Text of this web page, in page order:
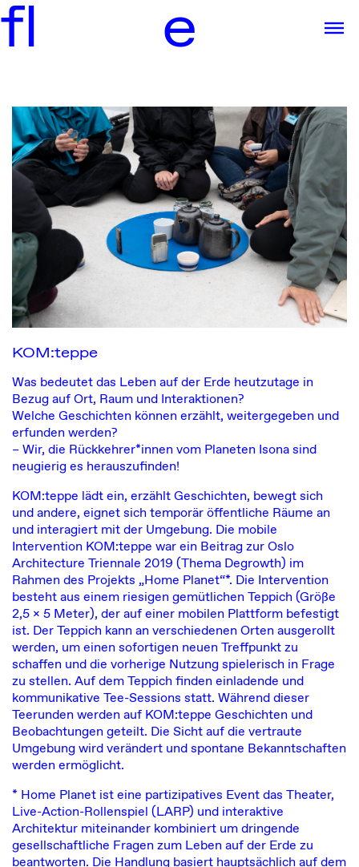
fl e
KOM:teppe
Was bedeutet das Leben auf der Erde heutzutage in
Bezug auf Ort, Raum und Interaktionen?
Welche Geschichten können erzählt, weitergegeben und
erfunden werden?
– Wir, die Rückkehrer*innen vom Planeten Isona sind
neugierig es herauszufinden!
KOM:teppe lädt ein, erzählt Geschichten, bewegt sich
und andere, eignet sich temporär öffentliche Räume an
und interagiert mit der Umgebung. Die mobile
Intervention KOM:teppe war ein Beitrag zur Oslo
Architecture Triennale 2019 (Thema Degrowth) im
Rahmen des Projekts „Home Planet“*. Die Intervention
besteht aus einem riesigen gemütlichen Teppich (Größe
2,5 x 5 Meter), der auf einer mobilen Plattform befestigt
ist. Der Teppich kann an verschiedenen Orten ausgerollt
werden, um einen sofortigen neuen Treffpunkt zu
schaffen und die vorherige Nutzung spielerisch in Frage
zu stellen. Auf dem Teppich finden einladende und
kommunikative Tee-Sessions statt. Während dieser
Teerunden werden auf KOM:teppe Geschichten und
Beobachtungen geteilt. Die Sicht auf die vertraute
Umgebung wird verändert und spontane Bekanntschaften
werden ermöglicht.
* Home Planet ist eine partizipatives Event das Theater,
Live-Action-Rollenspiel (LARP) und interaktive
Architektur miteinander kombiniert um dringende
gesellschaftliche Fragen zum Leben auf der Erde zu
beantworten. Die Handlung basiert hauptsächlich auf dem